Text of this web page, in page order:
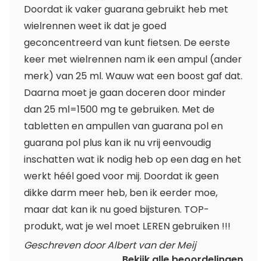
Doordat ik vaker guarana gebruikt heb met
wielrennen weet ik dat je goed
geconcentreerd van kunt fietsen. De eerste
keer met wielrennen nam ik een ampul (ander
merk) van 25 ml. Wauw wat een boost gaf dat.
Daarna moet je gaan doceren door minder
dan 25 ml=1500 mg te gebruiken. Met de
tabletten en ampullen van guarana pol en
guarana pol plus kan ik nu vrij eenvoudig
inschatten wat ik nodig heb op een dag en het
werkt héél goed voor mij. Doordat ik geen
dikke darm meer heb, ben ik eerder moe,
maar dat kan ik nu goed bijsturen. TOP-
produkt, wat je wel moet LEREN gebruiken !!!
Geschreven door Albert van der Meij